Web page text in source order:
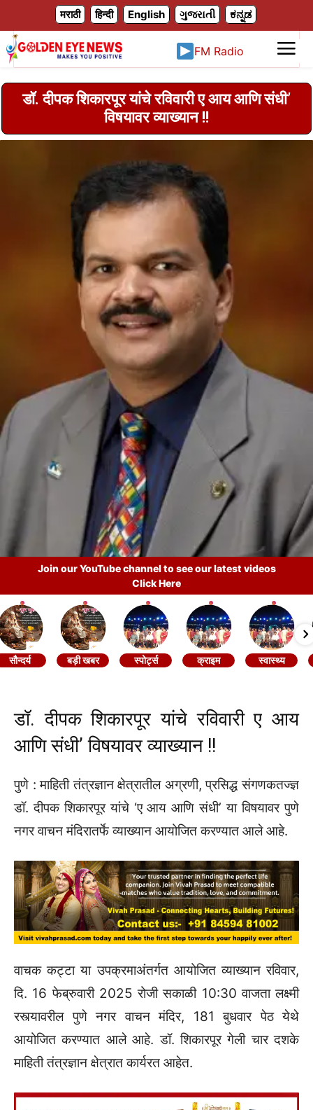
मराठी हिन्दी English ગુજરાતી ಕನ್ನಡ
FM Radio
डॉ. दीपक शिकारपूर यांचे रविवारी ए आय आणि संधी‌’
विषयावर व्याख्यान !!
Join our YouTube channel to see our latest videos
Click Here
सौन्दर्य बड़ी खबर स्पोर्ट्स क्राइम स्वास्थ्य
डॉ. दीपक शिकारपूर यांचे रविवारी ए आय
आणि संधी‌’ विषयावर व्याख्यान !!
पुणे : माहिती तंत्रज्ञान क्षेत्रातील अग्रणी, प्रसिद्ध संगणकतज्ज्ञ
डॉ. दीपक शिकारपूर यांचे ‌‘ए आय आणि संधी‌’ या विषयावर पुणे
नगर वाचन मंदिरातर्फे व्याख्यान आयोजित करण्यात आले आहे.
वाचक कट्टा या उपक्रमाअंतर्गत आयोजित व्याख्यान रविवार,
दि. 16 फेब्रुवारी 2025 रोजी सकाळी 10:30 वाजता लक्ष्मी
रस्त्यावरील पुणे नगर वाचन मंदिर, 181 बुधवार पेठ येथे
आयोजित करण्यात आले आहे. डॉ. शिकारपूर गेली चार दशके
माहिती तंत्रज्ञान क्षेत्रात कार्यरत आहेत.